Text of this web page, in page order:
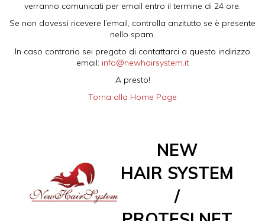
verranno comunicati per email entro il termine di 24 ore.
Se non dovessi ricevere l’email, controlla anzitutto se è presente
nello spam.
In caso contrario sei pregato di contattarci a questo indirizzo
email: info@newhairsystem.it
A presto!
Torna alla Home Page
NEW
HAIR SYSTEM
/